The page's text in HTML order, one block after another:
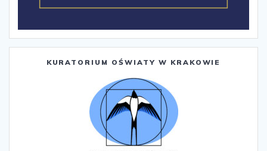
KURATORIUM OŚWIATY W KRAKOWIE